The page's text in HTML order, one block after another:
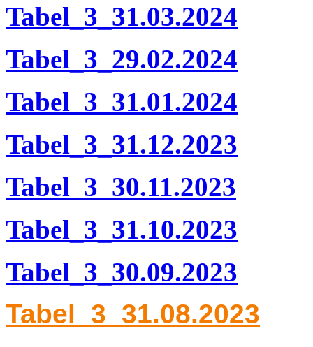
Tabel_3_31.03.2024
Tabel_3_29.02.2024
Tabel_3_31.01.2024
Tabel_3_31.12.2023
Tabel_3_30.11.2023
Tabel_3_31.10.2023
Tabel_3_30.09.2023
Tabel_3_31.08.2023